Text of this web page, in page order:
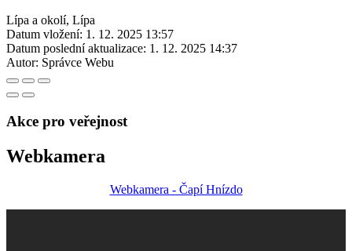
Lípa a okolí, Lípa
Datum vložení: 1. 12. 2025 13:57
Datum poslední aktualizace: 1. 12. 2025 14:37
Autor: Správce Webu
Akce pro veřejnost
Webkamera
Webkamera - Čapí Hnízdo